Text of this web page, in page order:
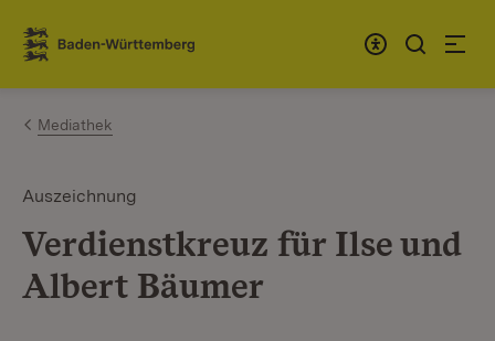
Zum Inhalt springen
Link zur Startseite
Mediathek
Auszeichnung
Verdienstkreuz für Ilse und
Albert Bäumer